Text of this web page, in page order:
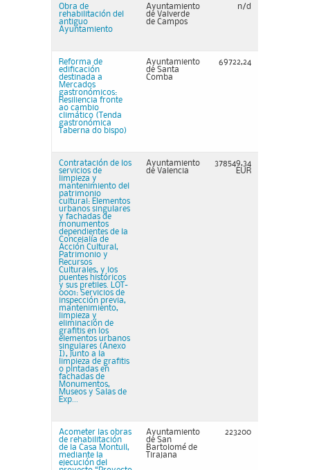
Obra de
rehabilitación del
antiguo
Ayuntamiento
Ayuntamiento
de Valverde
de Campos
n/d
Reforma de
edificación
destinada a
Mercados
gastronómicos:
Resiliencia fronte
ao cambio
climático (Tenda
gastronómica
Taberna do bispo)
Ayuntamiento
de Santa
Comba
69722,24
Contratación de los
servicios de
limpieza y
mantenimiento del
patrimonio
cultural: Elementos
urbanos singulares
y fachadas de
monumentos
dependientes de la
Concejalía de
Acción Cultural,
Patrimonio y
Recursos
Culturales, y los
puentes históricos
y sus pretiles. LOT-
0001: Servicios de
inspección previa,
mantenimiento,
limpieza y
eliminación de
grafitis en los
elementos urbanos
singulares (Anexo
I), junto a la
limpieza de grafitis
o pintadas en
fachadas de
Monumentos,
Museos y Salas de
Exp...
Ayuntamiento
de Valencia
378549,34
EUR
Acometer las obras
de rehabilitación
de la Casa Montull,
mediante la
ejecución del
Ayuntamiento
de San
Bartolomé de
Tirajana
223200